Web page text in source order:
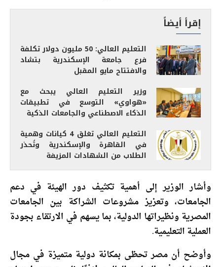
إقرأ أيضاً
التعليم العالي: 50 مليون دولار تكلفة
فرع جامعة الإسكندرية بتشاد
والافتتاح مايو المقبل
وزير التعليم العالي يبحث مع
«هواوي» التوسع في تطبيقات
الذكاء الاصطناعي والجامعات الذكية
التعليم العالي تغلق 4 كيانات وهمية
في القاهرة والإسكندرية وتُحذر
الطلاب من الشهادات المزيفة
وأشار الوزير إلى أهمية تكثيف دور الهيئة في دعم
الجامعات، وتعزيز مشروعات الشراكة بين الجامعات
المصرية ونظيراتها الدولية، بما يسهم في الارتقاء بجودة
العملية التعليمية.
وأوضح أن مصر تحظى بمكانة دولية متميزة في مجال